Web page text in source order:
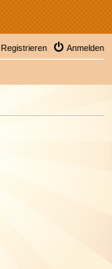
Anmelden
Registrieren